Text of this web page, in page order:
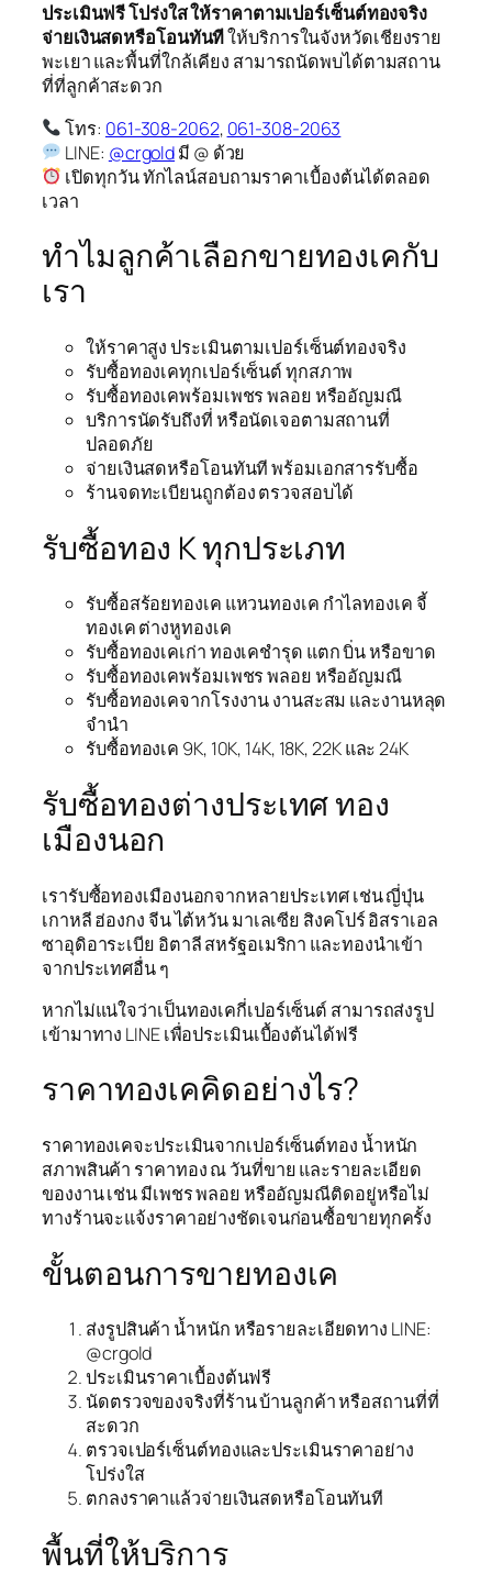
ประเมินฟรี โปร่งใส ให้ราคาตามเปอร์เซ็นต์ทองจริง
จ่ายเงินสดหรือโอนทันทีให้บริการในจังหวัดเชียงราย
พะเยา และพื้นที่ใกล้เคียง สามารถนัดพบได้ตามสถาน
ที่ที่ลูกค้าสะดวก
โทร: 061-308-2062, 061-308-2063
LINE: @crgoldมี @ ด้วย
เปิดทุกวัน ทักไลน์สอบถามราคาเบื้องต้นได้ตลอด
เวลา
ทำไมลูกค้าเลือกขายทองเคกับ
เรา
ให้ราคาสูง ประเมินตามเปอร์เซ็นต์ทองจริง
รับซื้อทองเคทุกเปอร์เซ็นต์ ทุกสภาพ
รับซื้อทองเคพร้อมเพชร พลอย หรืออัญมณี
บริการนัดรับถึงที่ หรือนัดเจอตามสถานที่
ปลอดภัย
จ่ายเงินสดหรือโอนทันที พร้อมเอกสารรับซื้อ
ร้านจดทะเบียนถูกต้อง ตรวจสอบได้
รับซื้อทอง K ทุกประเภท
รับซื้อสร้อยทองเค แหวนทองเค กำไลทองเค จี้
ทองเค ต่างหูทองเค
รับซื้อทองเคเก่า ทองเคชำรุด แตก บิ่น หรือขาด
รับซื้อทองเคพร้อมเพชร พลอย หรืออัญมณี
รับซื้อทองเคจากโรงงาน งานสะสม และงานหลุด
จำนำ
รับซื้อทองเค 9K, 10K, 14K, 18K, 22K และ 24K
รับซื้อทองต่างประเทศ ทอง
เมืองนอก
เรารับซื้อทองเมืองนอกจากหลายประเทศ เช่น ญี่ปุ่น
เกาหลี ฮ่องกง จีน ไต้หวัน มาเลเซีย สิงคโปร์ อิสราเอล
ซาอุดิอาระเบีย อิตาลี สหรัฐอเมริกา และทองนำเข้า
จากประเทศอื่น ๆ
หากไม่แน่ใจว่าเป็นทองเคกี่เปอร์เซ็นต์ สามารถส่งรูป
เข้ามาทาง LINE เพื่อประเมินเบื้องต้นได้ฟรี
ราคาทองเคคิดอย่างไร?
ราคาทองเคจะประเมินจากเปอร์เซ็นต์ทอง น้ำหนัก
สภาพสินค้า ราคาทอง ณ วันที่ขาย และรายละเอียด
ของงาน เช่น มีเพชร พลอย หรืออัญมณีติดอยู่หรือไม่
ทางร้านจะแจ้งราคาอย่างชัดเจนก่อนซื้อขายทุกครั้ง
ขั้นตอนการขายทองเค
ส่งรูปสินค้า น้ำหนัก หรือรายละเอียดทาง LINE:
@crgold
ประเมินราคาเบื้องต้นฟรี
นัดตรวจของจริงที่ร้าน บ้านลูกค้า หรือสถานที่ที่
สะดวก
ตรวจเปอร์เซ็นต์ทองและประเมินราคาอย่าง
โปร่งใส
ตกลงราคาแล้วจ่ายเงินสดหรือโอนทันที
พื้นที่ให้บริการ